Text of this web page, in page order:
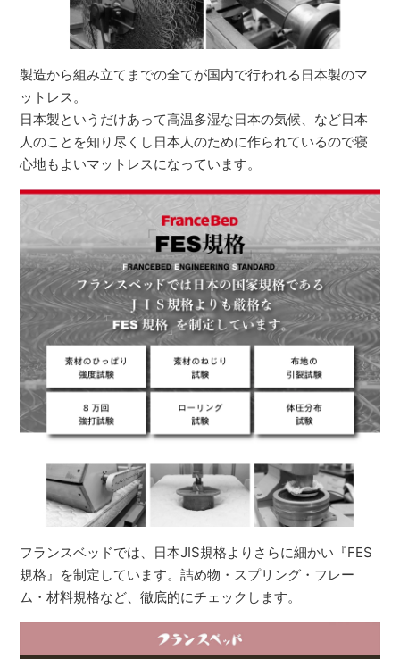
製造から組み立てまでの全てが国内で行われる日本製のマ
ットレス。
日本製というだけあって高温多湿な日本の気候、など日本
人のことを知り尽くし日本人のために作られているので寝
心地もよいマットレスになっています。
フランスベッドでは、日本JIS規格よりさらに細かい『FES
規格』を制定しています。詰め物・スプリング・フレー
ム・材料規格など、徹底的にチェックします。